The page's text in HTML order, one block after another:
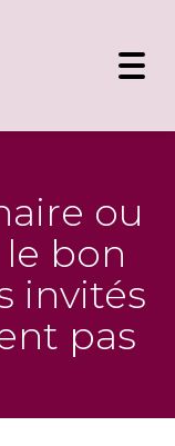
ou
bon
invités
pas